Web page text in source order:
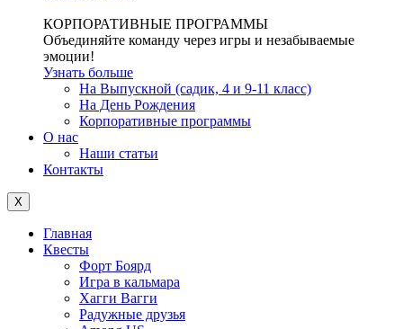
КОРПОРАТИВНЫЕ ПРОГРАММЫ
Объединяйте команду через игры и незабываемые
эмоции!
Узнать больше
На Выпускной (садик, 4 и 9-11 класс)
На День Рождения
Корпоративные программы
О нас
Наши статьи
Контакты
X
Главная
Квесты
Форт Боярд
Игра в кальмара
Хагги Вагги
Радужные друзья